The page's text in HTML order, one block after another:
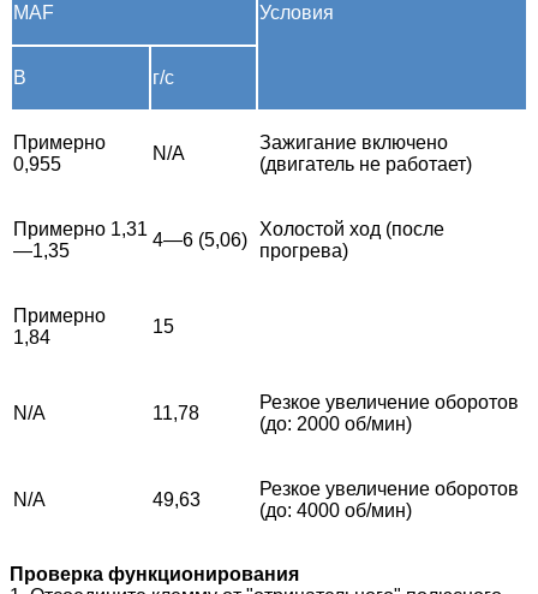
MAF Условия
В г/с
Примерно
0,955
N/A
Зажигание включено
(двигатель не работает)
Примерно 1,31
—1,35
4—6 (5,06)
Холостой ход (после
прогрева)
Примерно
1,84
15
N/A 11,78
Резкое увеличение оборотов
(до: 2000 об/мин)
N/A 49,63
Резкое увеличение оборотов
(до: 4000 об/мин)
Проверка функционирования